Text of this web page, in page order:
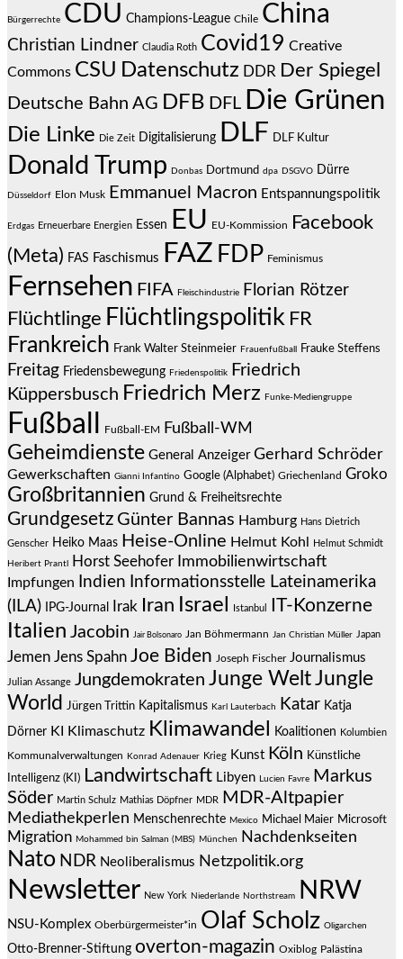
Bürgerrechte CDU Champions-League Chile China
Christian Lindner Claudia Roth Covid19 Creative
Commons CSU Datenschutz DDR Der Spiegel
Deutsche Bahn AG DFB DFL Die Grünen
Die Linke Die Zeit Digitalisierung DLF DLF Kultur
Donald Trump Donbas Dortmund dpa DSGVO Dürre
Düsseldorf Elon Musk Emmanuel Macron Entspannungspolitik
Erdgas Erneuerbare Energien Essen EU EU-Kommission
Facebook
(Meta) FAS Faschismus FAZ FDP Feminismus
Fernsehen FIFA Fleischindustrie Florian Rötzer
Flüchtlinge Flüchtlingspolitik FR
Frankreich Frank Walter Steinmeier Frauenfußball Frauke Steffens
Freitag Friedensbewegung Friedenspolitik
Friedrich
Küppersbusch Friedrich Merz Funke-Mediengruppe
Fußball Fußball-EM Fußball-WM
Geheimdienste General Anzeiger Gerhard Schröder
Gewerkschaften Gianni Infantino Google (Alphabet) Griechenland Groko
Großbritannien Grund & Freiheitsrechte
Grundgesetz Günter Bannas Hamburg Hans Dietrich
Genscher Heiko Maas Heise-Online Helmut Kohl Helmut Schmidt
Heribert Prantl Horst Seehofer Immobilienwirtschaft
Impfungen Indien Informationsstelle Lateinamerika
(ILA)
IPG-Journal Irak Iran Israel Istanbul IT-Konzerne
Italien Jacobin Jair Bolsonaro Jan Böhmermann Jan Christian Müller Japan
Jemen Jens Spahn Joe Biden Joseph Fischer Journalismus
Julian Assange Jungdemokraten Junge WeltJungle
World Jürgen Trittin Kapitalismus Karl Lauterbach Katar Katja
Dörner KI Klimaschutz Klimawandel Koalitionen Kolumbien
Kommunalverwaltungen Konrad Adenauer Krieg Kunst Köln Künstliche
Intelligenz (KI) Landwirtschaft Libyen Lucien Favre
Markus
Söder Martin Schulz Mathias Döpfner MDR MDR-Altpapier
Mediathekperlen Menschenrechte Mexico Michael Maier Microsoft
Migration Mohammed bin Salman (MBS) München Nachdenkseiten
Nato NDR Neoliberalismus Netzpolitik.org
Newsletter New York Niederlande Northstream NRW
NSU-Komplex Oberbürgermeister*in Olaf Scholz Oligarchen
Otto-Brenner-Stiftung overton-magazin Oxiblog Palästina